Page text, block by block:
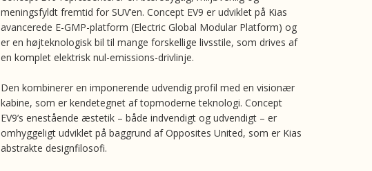
meningsfyldt fremtid for SUV’en. Concept EV9 er udviklet på Kias
avancerede E-GMP-platform (Electric Global Modular Platform) og
er en højteknologisk bil til mange forskellige livsstile, som drives af
en komplet elektrisk nul-emissions-drivlinje.
Den kombinerer en imponerende udvendig profil med en visionær
kabine, som er kendetegnet af topmoderne teknologi. Concept
EV9’s enestående æstetik – både indvendigt og udvendigt – er
omhyggeligt udviklet på baggrund af Opposites United, som er Kias
abstrakte designfilosofi.